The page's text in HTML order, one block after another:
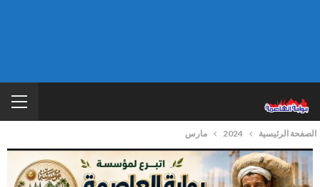
الصفحة الرئيسية 2024 مارس